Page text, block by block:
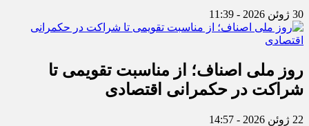
30 ژوئن 2026 - 11:39
روز ملی اصناف؛ از مناسبت تقویمی تا
شراکت در حکمرانی اقتصادی
22 ژوئن 2026 - 14:57